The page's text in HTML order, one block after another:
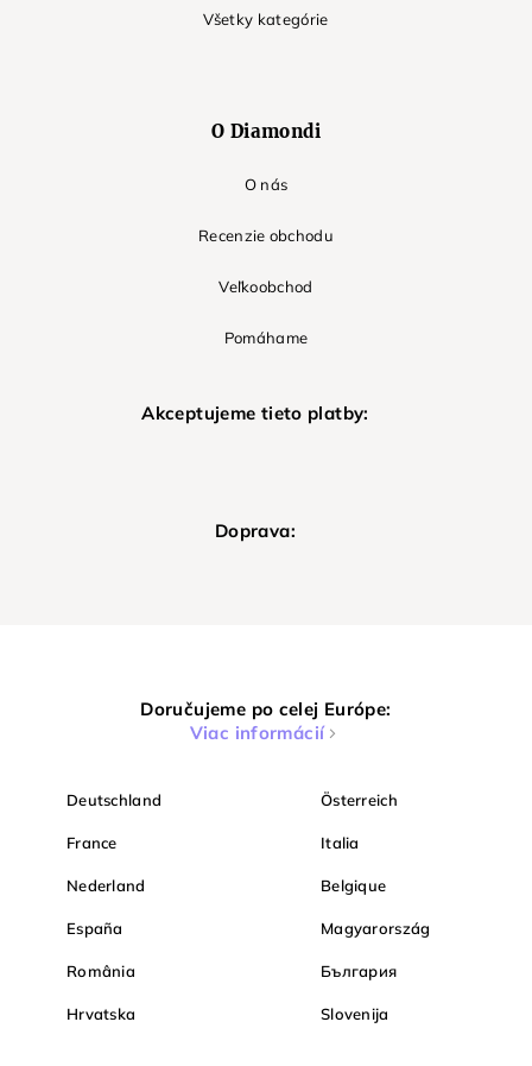
Všetky kategórie
O Diamondi
O nás
Recenzie obchodu
Veľkoobchod
Pomáhame
Akceptujeme tieto platby:
Doprava:
Doručujeme po celej Európe:
Viac informácií
Deutschland Österreich
France Italia
Nederland Belgique
España Magyarország
România България
Hrvatska Slovenija